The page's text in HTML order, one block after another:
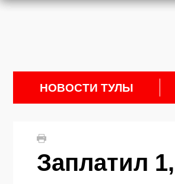
НОВОСТИ ТУЛЫ
Заплатил